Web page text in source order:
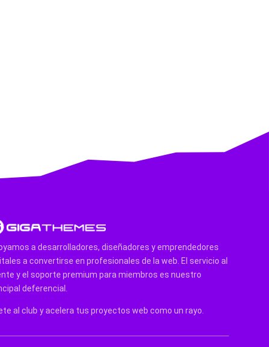
a desarrolladores, diseñadores y emprendedores
a convertirse en profesionales de la web. El servicio al
y el soporte premium para miembros es nuestro
deferencial.
al club y acelera tus proyectos web como un rayo.